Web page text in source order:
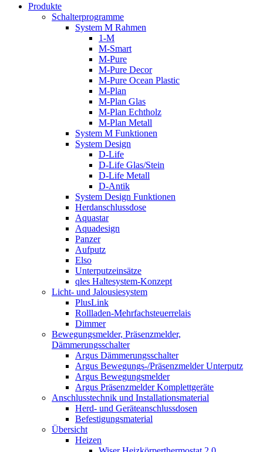
Produkte
Schalterprogramme
System M Rahmen
1-M
M-Smart
M-Pure
M-Pure Decor
M-Pure Ocean Plastic
M-Plan
M-Plan Glas
M-Plan Echtholz
M-Plan Metall
System M Funktionen
System Design
D-Life
D-Life Glas/Stein
D-Life Metall
D-Antik
System Design Funktionen
Herdanschlussdose
Aquastar
Aquadesign
Panzer
Aufputz
Elso
Unterputzeinsätze
qles Haltesystem-Konzept
Licht- und Jalousiesystem
PlusLink
Rollladen-Mehrfachsteuerrelais
Dimmer
Bewegungsmelder, Präsenzmelder,
Dämmerungsschalter
Argus Dämmerungsschalter
Argus Bewegungs-/Präsenzmelder Unterputz
Argus Bewegungsmelder
Argus Präsenzmelder Komplettgeräte
Anschlusstechnik und Installationsmaterial
Herd- und Geräteanschlussdosen
Befestigungsmaterial
Übersicht
Heizen